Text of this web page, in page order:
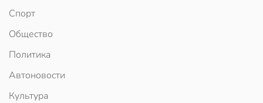
Спорт
Общество
Политика
Автоновости
Культура